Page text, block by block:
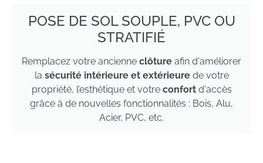
POSE DE SOL SOUPLE, PVC OU
STRATIFIÉ
Remplacez votre ancienne clôture afin d'améliorer
la sécurité intérieure et extérieurede votre
propriété, l’esthétique et votre confortd'accès
grâce à de nouvelles fonctionnalités : Bois, Alu,
Acier, PVC, etc.